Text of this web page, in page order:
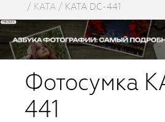
KATA
KATA DC-441
Фотосумка
441